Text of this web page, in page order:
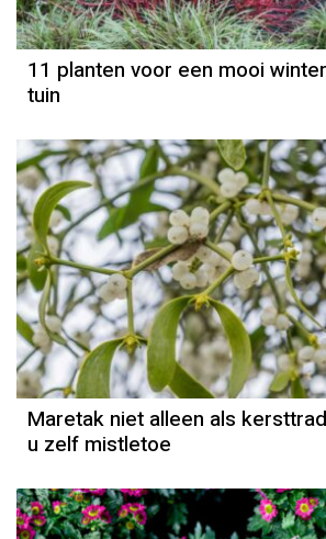
11 planten voor een mooi
tuin
Maretak niet alleen als
u zelf mistletoe